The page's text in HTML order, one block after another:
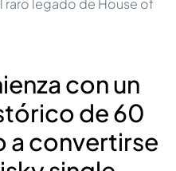
con un
de 60
a convertirse